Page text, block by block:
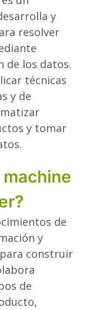
y
resolver
de los datos.
técnicas
y de
y tomar
de
y
construir
de